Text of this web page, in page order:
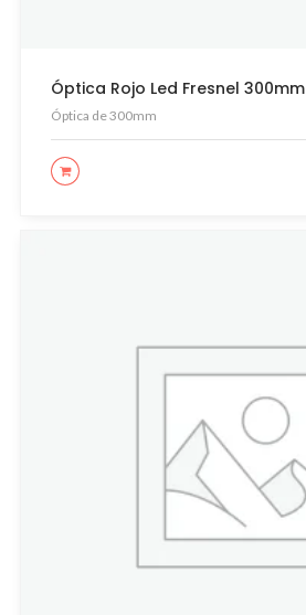
Óptica Rojo Led Fresnel 300mm
Óptica de 300mm
LEER MÁS